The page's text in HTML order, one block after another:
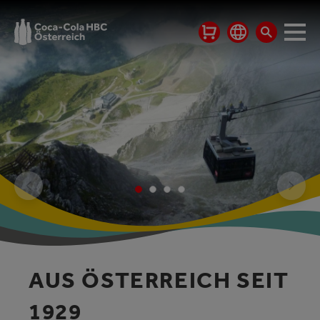
AUS ÖSTERREICH SEIT
1929
Der überwiegende Teil der von Coca‑Cola HBC